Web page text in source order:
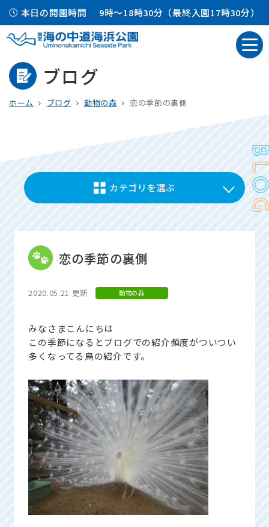
本日の開園時間 9時～18時30分（最終入園17時30分）
ブログ
ホーム ブログ 動物の森 恋の季節の裏側
カテゴリを選ぶ
恋の季節の裏側
2020.05.21 更新 動物の森
みなさまこんにちは
この季節になるとブログでの紹介頻度がついつい
多くなってる鳥の紹介です。